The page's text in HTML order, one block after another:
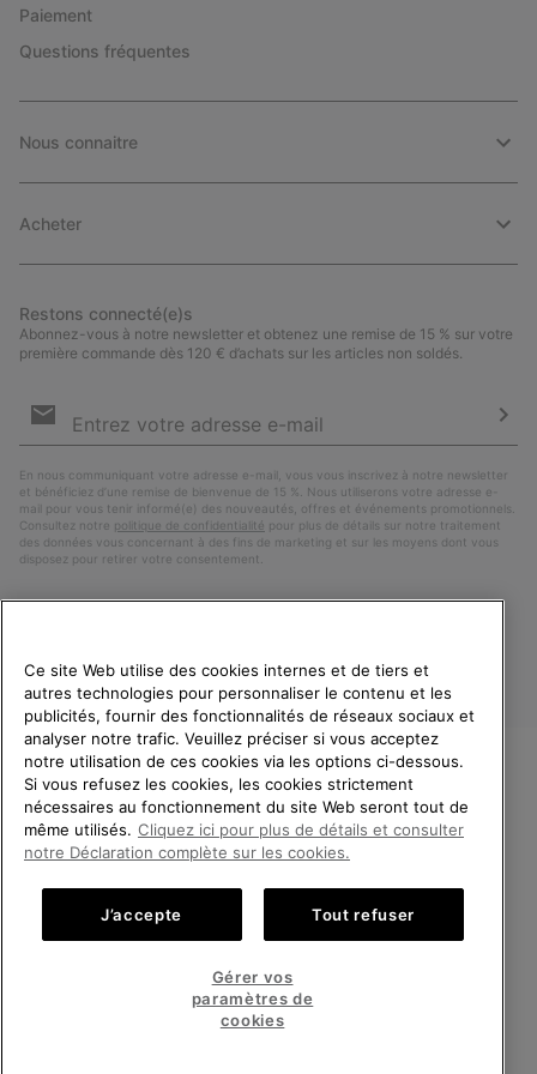
Paiement
Questions fréquentes
Nous connaitre
Acheter
Restons connecté(e)s
Abonnez-vous à notre newsletter et obtenez une remise de 15 % sur votre
première commande dès 120 € d’achats sur les articles non soldés.
par
En nous communiquant votre adresse e-mail, vous vous inscrivez à notre newsletter
et bénéficiez d’une remise de bienvenue de 15 %. Nous utiliserons votre adresse e-
mail pour vous tenir informé(e) des nouveautés, offres et événements promotionnels.
Consultez notre politique de confidentialité pour plus de détails sur notre traitement
des données vous concernant à des fins de marketing et sur les moyens dont vous
disposez pour retirer votre consentement.
France
©2026 SOREL. Tous droits réservés.
Conditions Générales de Vente Garanties Légales Cookies
Impressum Public CBCR
Service client: Lun - Sam de 9h à 13h et de 14h à 18h
BIENVENUE CHEZ SOREL.
VEUILLEZ SÉLECTIONNER
VOTRE PAYS DE LIVRAISON.
Achats en ligne disponibles
Ce site Web utilise des cookies internes et de tiers et
autres technologies pour personnaliser le contenu et les
publicités, fournir des fonctionnalités de réseaux sociaux et
analyser notre trafic. Veuillez préciser si vous acceptez
notre utilisation de ces cookies via les options ci-dessous.
Si vous refusez les cookies, les cookies strictement
nécessaires au fonctionnement du site Web seront tout de
même utilisés. Cliquez ici pour plus de détails et consulter
notre Déclaration complète sur les cookies.
J’accepte Tout refuser
Gérer vos
paramètres de
cookies